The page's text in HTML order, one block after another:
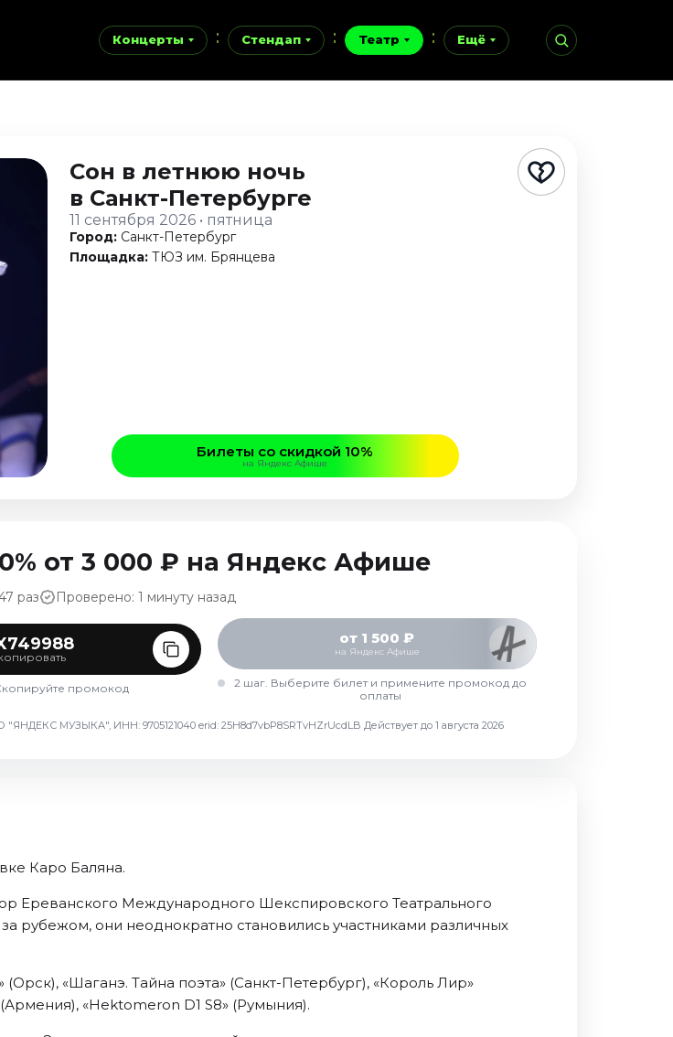
Концерты Стендап Театр Ещё
Сон в летнюю ночь
в Санкт-Петербурге
11 сентября 2026 • пятница
Город: Санкт-Петербург
Площадка: ТЮЗ им. Брянцева
Билеты со скидкой 10%
на Яндекс Афише
от 3 000 ₽ на Яндекс Афише
раз Проверено: 1 минуту назад
промокод
от 1 500 ₽
на Яндекс Афише
2 шаг. Выберите билет и примените промокод до
оплаты
МУЗЫКА", ИНН: 9705121040 erid: 25H8d7vbP8SRTvHZrUcdLB Действует до 1 августа 2026
Каро Баляна.
Ереванского Международного Шекспировского Театрального
рубежом, они неоднократно становились участниками различных
«Шаганэ. Тайна поэта» (Санкт-Петербург), «Король Лир»
«Hektomeron D1 S8» (Румыния).